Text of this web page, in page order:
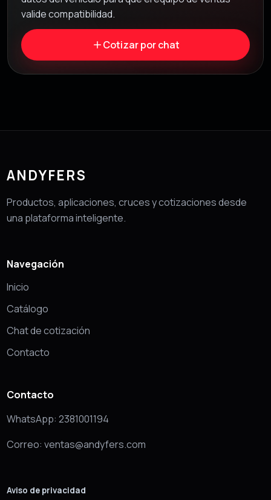
valide compatibilidad.
Cotizar por chat
ANDYFERS
Productos, aplicaciones, cruces y cotizaciones desde
una plataforma inteligente.
Navegación
Inicio
Catálogo
Chat de cotización
Contacto
Contacto
WhatsApp: 2381001194
Correo: ventas@andyfers.com
Aviso de privacidad